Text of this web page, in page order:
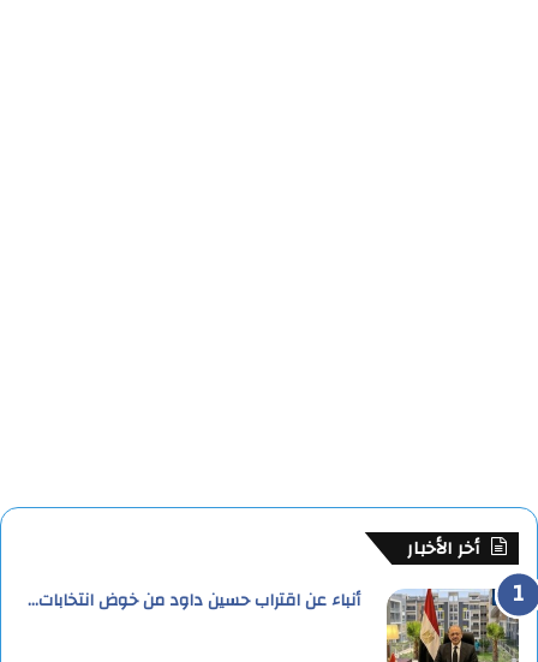
أخر الأخبار
أنباء عن اقتراب حسين داود من خوض انتخابات…